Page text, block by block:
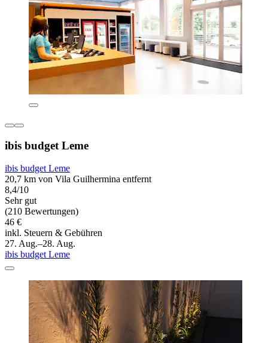
ibis budget Leme
ibis budget Leme
20,7 km von Vila Guilhermina entfernt
8,4/10
Sehr gut
(210 Bewertungen)
46 €
inkl. Steuern & Gebühren
27. Aug.–28. Aug.
ibis budget Leme